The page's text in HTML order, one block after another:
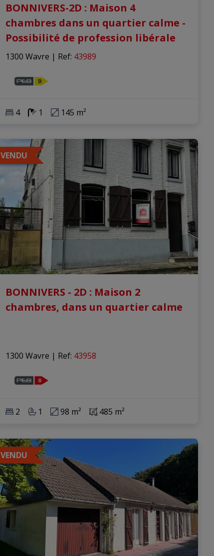
BONNIVERS-2D : Maison 4
chambres dans un quartier calme -
Possibilité de profession libérale
1300 Wavre | Ref: 43989
4 1 145 m²
VENDU
BONNIVERS - 2D : Maison 2
chambres, dans un quartier calme
1300 Wavre | Ref: 43958
2 1 98 m² 485 m²
VENDU